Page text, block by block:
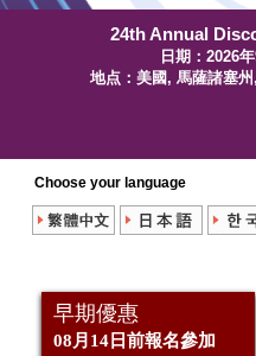
24th Annual
日期：2026
地点：美國, 馬薩諸塞
Choose your language
早期優惠
08月14日前報名參加